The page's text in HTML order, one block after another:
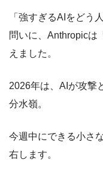
「強すぎるAIをどう
問いに、Anthropicは
えました。
2026年は、AIが攻撃
分水嶺。
今週中にできる小さ
右します。